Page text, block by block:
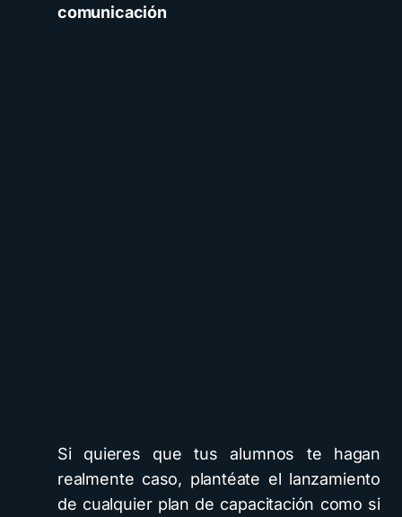
comunicación
Si quieres que tus alumnos te hagan
realmente caso, plantéate el lanzamiento
de cualquier plan de capacitación como si